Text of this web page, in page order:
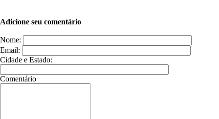
Adicione seu comentário
Nome:
Email:
Cidade e Estado:
Comentário